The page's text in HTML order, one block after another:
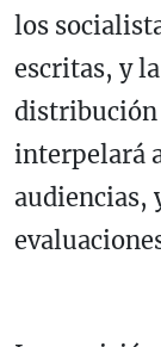
los
escritas, y
distribución
interpelará
audiencias,